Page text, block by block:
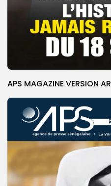
APS MAGAZINE VERSION AR